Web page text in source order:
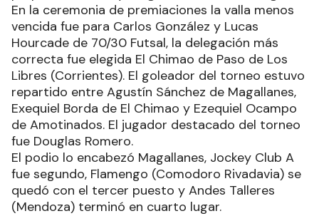
En la ceremonia de premiaciones la valla menos
vencida fue para Carlos González y Lucas
Hourcade de 70/30 Futsal, la delegación más
correcta fue elegida El Chimao de Paso de Los
Libres (Corrientes). El goleador del torneo estuvo
repartido entre Agustín Sánchez de Magallanes,
Exequiel Borda de El Chimao y Ezequiel Ocampo
de Amotinados. El jugador destacado del torneo
fue Douglas Romero.
El podio lo encabezó Magallanes, Jockey Club A
fue segundo, Flamengo (Comodoro Rivadavia) se
quedó con el tercer puesto y Andes Talleres
(Mendoza) terminó en cuarto lugar.